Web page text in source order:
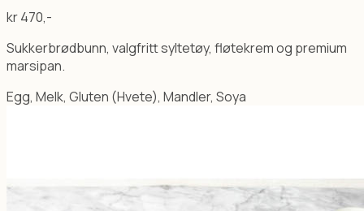
kr470,-
Sukkerbrødbunn, valgfritt syltetøy, fløtekrem og premium
marsipan.
Egg, Melk, Gluten (Hvete), Mandler, Soya